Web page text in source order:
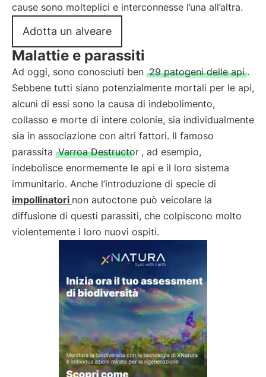
cause sono molteplici e interconnesse l’una all’altra.
Adotta un alveare
Malattie e parassiti
Ad oggi, sono conosciuti ben 29 patogeni delle api .
Sebbene tutti siano potenzialmente mortali per le api,
alcuni di essi sono la causa di indebolimento,
collasso e morte di intere colonie, sia individualmente
sia in associazione con altri fattori. Il famoso
parassita Varroa Destructor , ad esempio,
indebolisce enormemente le api e il loro sistema
immunitario. Anche l’introduzione di specie di
impollinatori non autoctone può veicolare la
diffusione di questi parassiti, che colpiscono molto
violentemente i loro nuovi ospiti.